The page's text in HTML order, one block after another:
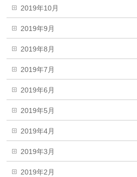
2019年10月
2019年9月
2019年8月
2019年7月
2019年6月
2019年5月
2019年4月
2019年3月
2019年2月